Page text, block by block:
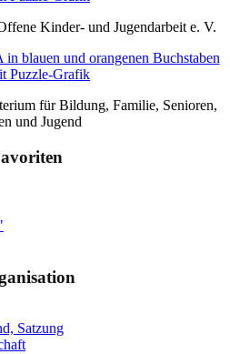
Kinder- und Jugendarbeit e. V.
für Bildung, Familie, Senioren,
und Jugend
Satzung